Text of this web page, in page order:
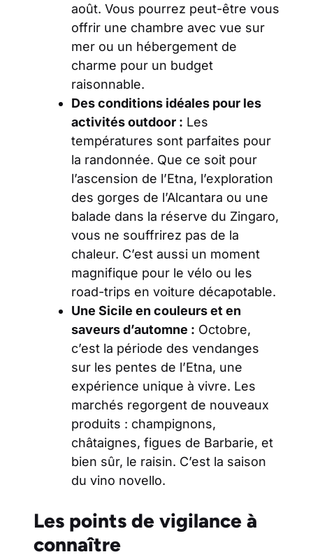
août. Vous pourrez peut-être vous
offrir une chambre avec vue sur
mer ou un hébergement de
charme pour un budget
raisonnable.
Des conditions idéales pour les
activités outdoor : Les
températures sont parfaites pour
la randonnée. Que ce soit pour
l’ascension de l’Etna, l’exploration
des gorges de l’Alcantara ou une
balade dans la réserve du Zingaro,
vous ne souffrirez pas de la
chaleur. C’est aussi un moment
magnifique pour le vélo ou les
road-trips en voiture décapotable.
Une Sicile en couleurs et en
saveurs d’automne : Octobre,
c’est la période des vendanges
sur les pentes de l’Etna, une
expérience unique à vivre. Les
marchés regorgent de nouveaux
produits : champignons,
châtaignes, figues de Barbarie, et
bien sûr, le raisin. C’est la saison
du vino novello.
Les points de vigilance à
connaître